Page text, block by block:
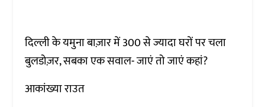
दिल्ली के यमुना बाज़ार में 300 से ज्यादा घरों पर चला
बुलडोज़र, सबका एक सवाल- जाएं तो जाएं कहां?
आकांख्या राउत